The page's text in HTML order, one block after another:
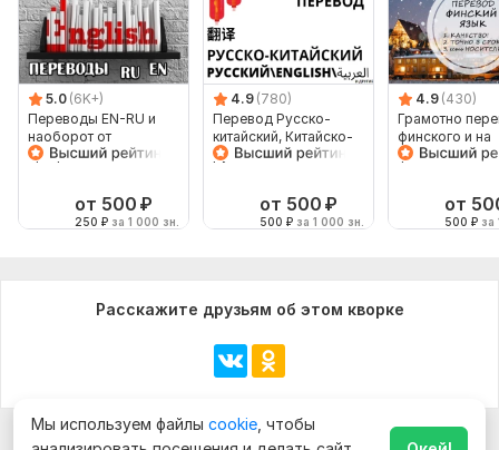
5.0 (6K+)
Переводы EN-RU и
наоборот от
профессионала
от 500 ₽
250 ₽ за 1 000 зн.
4.9 (780)
Перевод Русско-
китайский, Китайско-
русский, с
от 500 ₽
500 ₽ за 1 000 зн.
4.9 (430)
Грамотно
финского и на
финский
от
500 ₽ за
Расскажите друзьям об этом кворке
Мы используем файлы cookie , чтобы